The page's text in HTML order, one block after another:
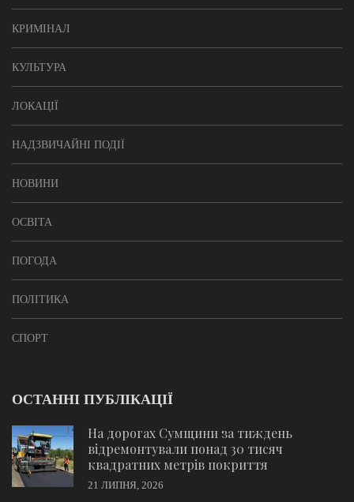
КРИМІНАЛ
КУЛЬТУРА
ЛОКАЦІЇ
НАДЗВИЧАЙНІ ПОДІЇ
НОВИНИ
ОСВІТА
ПОГОДА
ПОЛІТИКА
СПОРТ
ОСТАННІ ПУБЛІКАЦІЇ
На дорогах Сумщини за тиждень
відремонтували понад 30 тисяч
квадратних метрів покриття
21 ЛИПНЯ, 2026